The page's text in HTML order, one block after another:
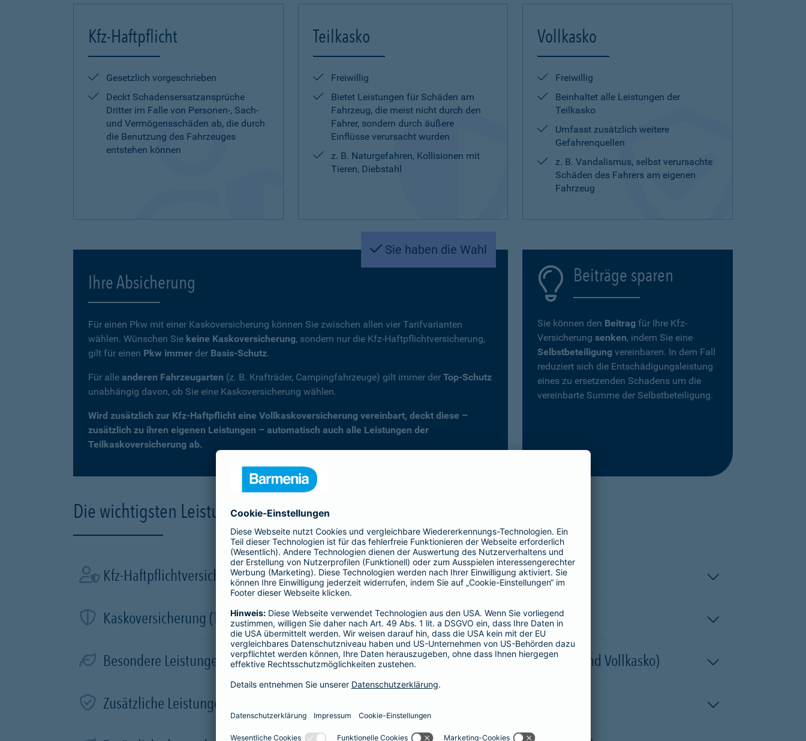
Kfz-Haftpflicht
Gesetzlich vorgeschrieben
Deckt Schadensersatzansprüche
Dritter im Falle von Personen-, Sach-
und Vermögensschäden ab, die durch
die Benutzung des Fahrzeuges
entstehen können
Teilkasko
Freiwillig
Bietet Leistungen für Schäden am
Fahrzeug, die meist nicht durch den
Fahrer, sondern durch äußere
Einflüsse verursacht wurden
z. B. Naturgefahren, Kollisionen mit
Tieren, Diebstahl
Vollkasko
Freiwillig
Beinhaltet alle Leistungen der
Teilkasko
Umfasst zusätzlich weitere
Gefahrenquellen
z. B. Vandalismus, selbst verursachte
Schäden des Fahrers am eigenen
Fahrzeug
Sie haben die Wahl
Ihre Absicherung
Für einen Pkw mit einer Kaskoversicherung können Sie zwischen allen vier Tarifvarianten
wählen. Wünschen Sie keine Kaskoversicherung, sondern nur die Kfz-Haftpflichtversicherung,
gilt für einen Pkw immer der Basis-Schutz.
Für alle anderen Fahrzeugarten (z. B. Krafträder, Campingfahrzeuge) gilt immer der Top-Schutz
unabhängig davon, ob Sie eine Kaskoversicherung wählen.
Wird zusätzlich zur Kfz-Haftpflicht eine Vollkaskoversicherung vereinbart, deckt diese –
zusätzlich zu ihren eigenen Leistungen – automatisch auch alle Leistungen der
Teilkaskoversicherung ab.
Beiträge sparen
Sie können den Beitrag für Ihre Kfz-
Versicherung senken, indem Sie eine
Selbstbeteiligung vereinbaren. In dem Fall
reduziert sich die Entschädigungsleistung
eines zu ersetzenden Schadens um die
vereinbarte Summe der Selbstbeteiligung.
Die wichtigsten Leistungen der Kfz-Versicherung im Überblick
Kfz-Haftpflichtversicherung
Kaskoversicherung (Teil- und Vollkasko)
Besondere Leistungen für Elektro- und Hybridfahrzeuge in der Kaskoversicherung (Teil- und Vollkasko)
Zusätzliche Leistungen in der Vollkaskoversicherung